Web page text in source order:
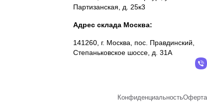
Партизанская, д. 25к3
Адрес склада Москва:
141260, г. Москва, пос. Правдинский,
Степаньковское шоссе, д. 31А
КонфиденциальностьОферта